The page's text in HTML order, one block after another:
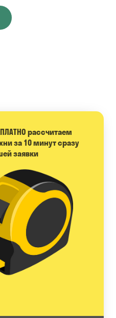
расcчитаем
за 10 минут сразу
заявки